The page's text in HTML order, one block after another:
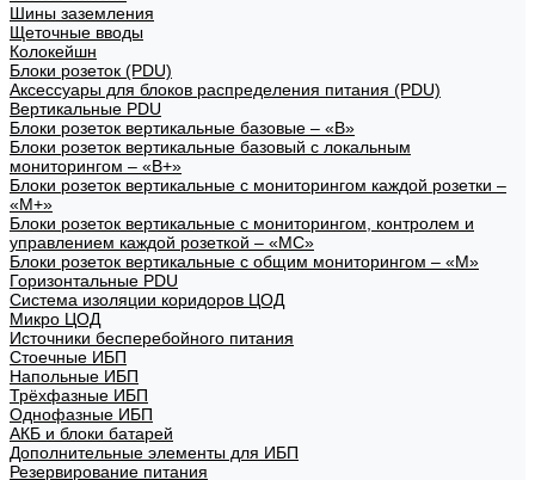
Шины заземления
Щеточные вводы
Колокейшн
Блоки розеток (PDU)
Аксессуары для блоков распределения питания (PDU)
Вертикальные PDU
Блоки розеток вертикальные базовые – «В»
Блоки розеток вертикальные базовый с локальным
мониторингом – «В+»
Блоки розеток вертикальные с мониторингом каждой розетки –
«М+»
Блоки розеток вертикальные с мониторингом, контролем и
управлением каждой розеткой – «МС»
Блоки розеток вертикальные с общим мониторингом – «М»
Горизонтальные PDU
Система изоляции коридоров ЦОД
Микро ЦОД
Источники бесперебойного питания
Стоечные ИБП
Напольные ИБП
Трёхфазные ИБП
Однофазные ИБП
АКБ и блоки батарей
Дополнительные элементы для ИБП
Резервирование питания